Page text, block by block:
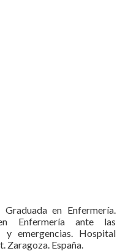
en Enfermería.
Enfermería ante las
y emergencias. Hospital
España.